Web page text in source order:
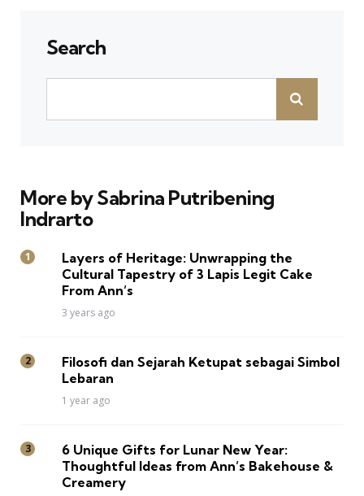
Search
More by Sabrina Putribening
Indrarto
Layers of Heritage: Unwrapping the
Cultural Tapestry of 3 Lapis Legit Cake
From Ann’s
3 years ago
Filosofi dan Sejarah Ketupat sebagai Simbol
Lebaran
1 year ago
6 Unique Gifts for Lunar New Year:
Thoughtful Ideas from Ann’s Bakehouse &
Creamery